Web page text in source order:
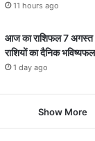
11 hours ago
आज का राशिफल 7
राशियों का दैनिक भविष्यफल
1 day ago
Show More